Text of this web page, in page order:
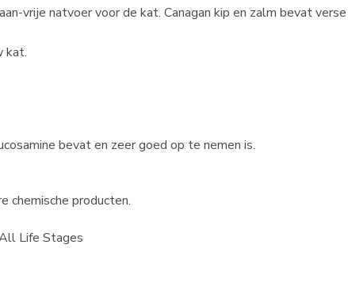
vrije natvoer voor de kat. Canagan kip en zalm bevat
kat.
bevat en zeer goed op te nemen is.
chemische producten.